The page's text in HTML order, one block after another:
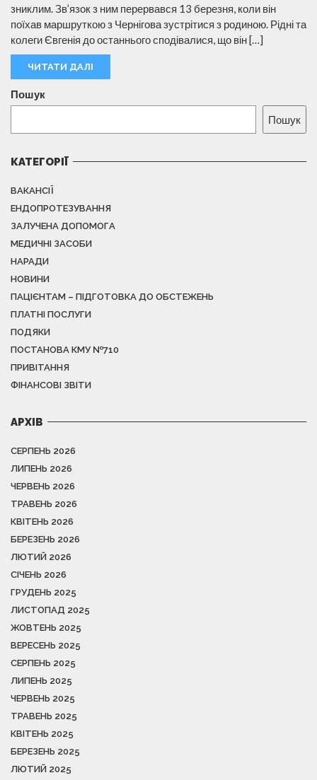
зниклим. Зв’язок з ним перервався 13 березня, коли він
поїхав маршруткою з Чернігова зустрітися з родиною. Рідні та
колеги Євгенія до останнього сподівалися, що він […]
ЧИТАТИ ДАЛІ
Пошук
Пошук
КАТЕГОРІЇ
ВАКАНСІЇ
ЕНДОПРОТЕЗУВАННЯ
ЗАЛУЧЕНА ДОПОМОГА
МЕДИЧНІ ЗАСОБИ
НАРАДИ
НОВИНИ
ПАЦІЄНТАМ – ПІДГОТОВКА ДО ОБСТЕЖЕНЬ
ПЛАТНІ ПОСЛУГИ
ПОДЯКИ
ПОСТАНОВА КМУ №710
ПРИВІТАННЯ
ФІНАНСОВІ ЗВІТИ
АРХІВ
СЕРПЕНЬ 2026
ЛИПЕНЬ 2026
ЧЕРВЕНЬ 2026
ТРАВЕНЬ 2026
КВІТЕНЬ 2026
БЕРЕЗЕНЬ 2026
ЛЮТИЙ 2026
СІЧЕНЬ 2026
ГРУДЕНЬ 2025
ЛИСТОПАД 2025
ЖОВТЕНЬ 2025
ВЕРЕСЕНЬ 2025
СЕРПЕНЬ 2025
ЛИПЕНЬ 2025
ЧЕРВЕНЬ 2025
ТРАВЕНЬ 2025
КВІТЕНЬ 2025
БЕРЕЗЕНЬ 2025
ЛЮТИЙ 2025